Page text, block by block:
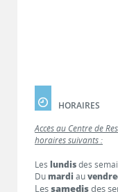
HORAIRES
Accès au Centre de
horaires suivants :
Les lundisdes
Dumardi au
Lessamedisdes